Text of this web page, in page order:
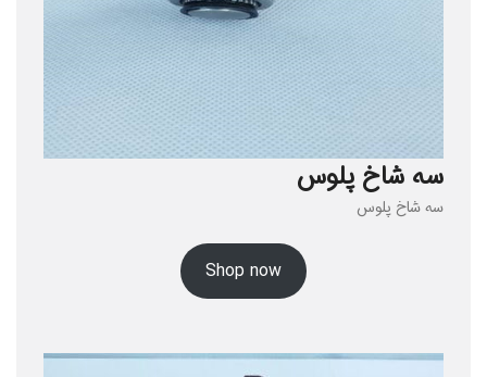
سه شاخ پلوس
سه شاخ پلوس
Shop now